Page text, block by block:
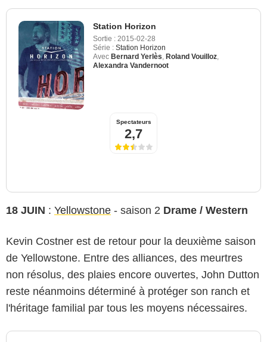
Station Horizon
Sortie : 2015-02-28
Série : Station Horizon
Avec Bernard Yerlès Roland Vouilloz
Alexandra Vandernoot
Spectateurs
2,7
18 JUIN : Yellowstone - saison 2 Drame / Western
Kevin Costner est de retour pour la deuxième saison
de Yellowstone. Entre des alliances, des meurtres
non résolus, des plaies encore ouvertes, John Dutton
reste néanmoins déterminé à protéger son ranch et
l'héritage familial par tous les moyens nécessaires.